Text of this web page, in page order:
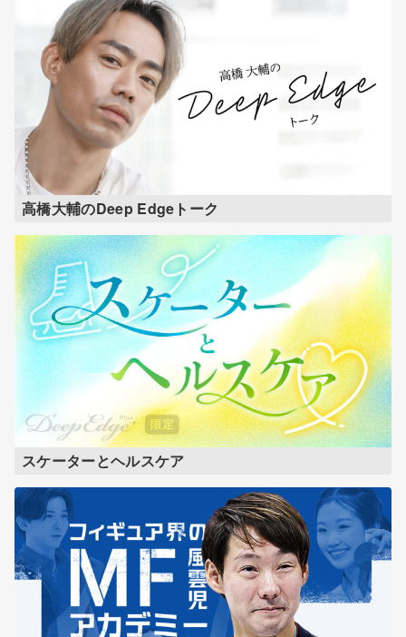
高橋大輔のDeep Edgeトーク
スケーターとヘルスケア